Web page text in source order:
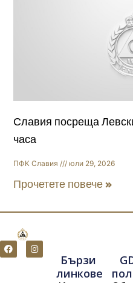
Славия посреща Левски
часа
ПФК Славия юли 29, 2026
Прочетете повече »
F
a
c
I
n
s
Бързи
линкове